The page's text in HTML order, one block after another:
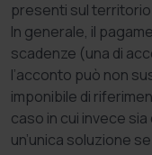
presenti sul
In generale, il
scadenze (una di
l’acconto può non
imponibile di
caso in cui invece
un’unica soluzione